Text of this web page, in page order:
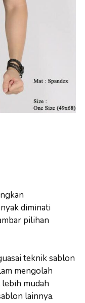
diminati
pilihan
teknik sablon
mengolah
mudah
lainnya.